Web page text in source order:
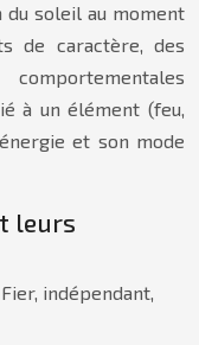
soleil au moment
de caractère, des
à un élément (feu,
et son mode
leurs
indépendant,